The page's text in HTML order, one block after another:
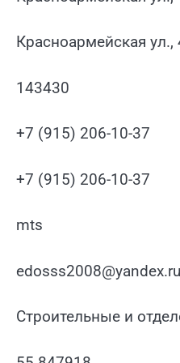
Красноармейская
143430
+7 (915) 206-10-37
+7 (915) 206-10-37
mts
edosss2008@yandex.ru
Строительные и